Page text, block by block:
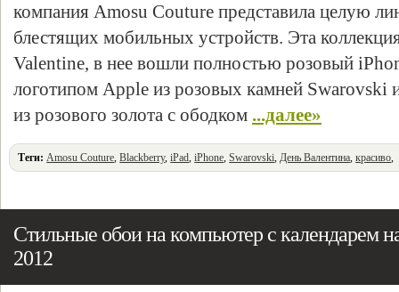
компания Amosu Couture представила целую
блестящих мобильных устройств. Эта
Valentine, в нее вошли полностью розовый
логотипом Apple из розовых камней
из розового золота с ободком ...далее»
Теги: Amosu Couture,Blackberry,iPad,iPhone,Swarovski,День Валентина,красиво,
Стильные обои на компьютер с календарем
2012